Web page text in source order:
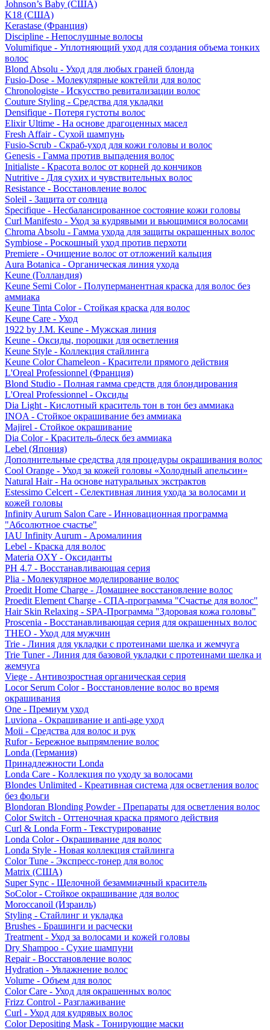
Johnson’s Baby (США)
K18 (США)
Kerastase (Франция)
Discipline - Непослушные волосы
Volumifique - Уплотняющий уход для создания объема тонких
волос
Blond Absolu - Уход для любых граней блонда
Fusio-Dose - Молекулярные коктейли для волос
Chronologiste - Искусство ревитализации волос
Couture Styling - Средства для укладки
Densifique - Потеря густоты волос
Elixir Ultime - На основе драгоценных масел
Fresh Affair - Сухой шампунь
Fusio-Scrub - Скраб-уход для кожи головы и волос
Genesis - Гамма против выпадения волос
Initialiste - Красота волос от корней до кончиков
Nutritive - Для сухих и чувствительных волос
Resistance - Восстановление волос
Soleil - Защита от солнца
Specifique - Несбалансированное состояние кожи головы
Curl Manifesto - Уход за кудрявыми и вьющимися волосами
Chroma Absolu - Гамма ухода для защиты окрашенных волос
Symbiose - Роскошный уход против перхоти
Premiere - Очищение волос от отложений кальция
Aura Botanica - Органическая линия ухода
Keune (Голландия)
Keune Semi Color - Полуперманентная краска для волос без
аммиака
Keune Tinta Color - Стойкая краска для волос
Keune Care - Уход
1922 by J.M. Keune - Мужская линия
Keune - Оксиды, порошки для осветления
Keune Style - Коллекция стайлинга
Keune Color Chameleon - Красители прямого действия
L'Oreal Professionnel (Франция)
Blond Studio - Полная гамма средств для блондирования
L'Oreal Professionnel - Оксиды
Dia Light - Кислотный краситель тон в тон без аммиака
INOA - Стойкое окрашивание без аммиака
Majirel - Стойкое окрашивание
Dia Color - Краситель-блеск без аммиака
Lebel (Япония)
Дополнительные средства для процедуры окрашивания волос
Cool Orange - Уход за кожей головы «Холодный апельсин»
Natural Hair - На основе натуральных экстрактов
Estessimo Celcert - Селективная линия ухода за волосами и
кожей головы
Infinity Aurum Salon Care - Инновационная программа
"Абсолютное счастье"
IAU Infinity Aurum - Аромалиния
Lebel - Краска для волос
Materia OXY - Оксиданты
PH 4.7 - Восстанавливающая серия
Plia - Молекулярное моделирование волос
Proedit Home Charge - Домашнее восстановление волос
Proedit Element Charge - СПА-программа "Счастье для волос"
Hair Skin Relaxing - SPA-Программа "Здоровая кожа головы"
Proscenia - Восстанавливающая серия для окрашенных волос
THEO - Уход для мужчин
Trie - Линия для укладки с протеинами шелка и жемчуга
Trie Tuner - Линия для базовой укладки с протеинами шелка и
жемчуга
Viege - Антивозростная органическая серия
Locor Serum Color - Восстановление волос во время
окрашивания
One - Премиум уход
Luviona - Окрашивание и anti-age уход
Moii - Средства для волос и рук
Rufor - Бережное выпрямление волос
Londa (Германия)
Принадлежности Londa
Londa Care - Коллекция по уходу за волосами
Blondes Unlimited - Креативная система для осветления волос
без фольги
Blondoran Blonding Powder - Препараты для осветления волос
Color Switch - Оттеночная краска прямого действия
Curl & Londa Form - Текстурирование
Londa Color - Окрашивание для волос
Londa Style - Новая коллекция стайлинга
Color Tune - Экспресс-тонер для волос
Matrix (США)
Super Sync - Щелочной безаммиачный краситель
SoColor - Стойкое окрашивание для волос
Moroccanoil (Израиль)
Styling - Стайлинг и укладка
Brushes - Брашинги и расчески
Treatment - Уход за волосами и кожей головы
Dry Shampoo - Сухие шампуни
Repair - Восстановление волос
Hydration - Увлажнение волос
Volume - Объем для волос
Color Care - Уход для окрашенных волос
Frizz Control - Разглаживание
Curl - Уход для кудрявых волос
Color Depositing Mask - Тонирующие маски